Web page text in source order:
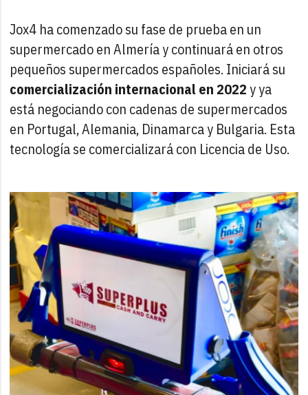
Jox4 ha comenzado su fase de prueba en un
supermercado en Almería y continuará en otros
pequeños supermercados españoles. Iniciará su
comercialización internacional en 2022y ya
está negociando con cadenas de supermercados
en Portugal, Alemania, Dinamarca y Bulgaria. Esta
tecnología se comercializará con Licencia de Uso.